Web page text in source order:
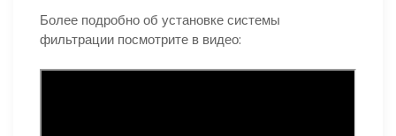
Более подробно об установке системы
фильтрации посмотрите в видео: